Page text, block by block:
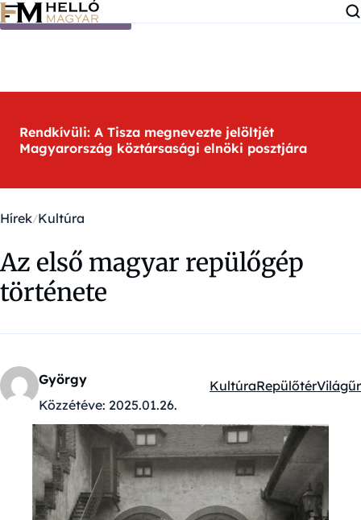
Ugrás a tartalomra
Rendkívüli: A Tisza megnevezte jelöltjét
Magyarország köztársasági elnöki posztjára
Hírek Kultúra
Az első magyar repülőgép
története
György
Közzétéve: 2025.01.26.
Kategóriák:
KultúraRepülőtérVilágűr